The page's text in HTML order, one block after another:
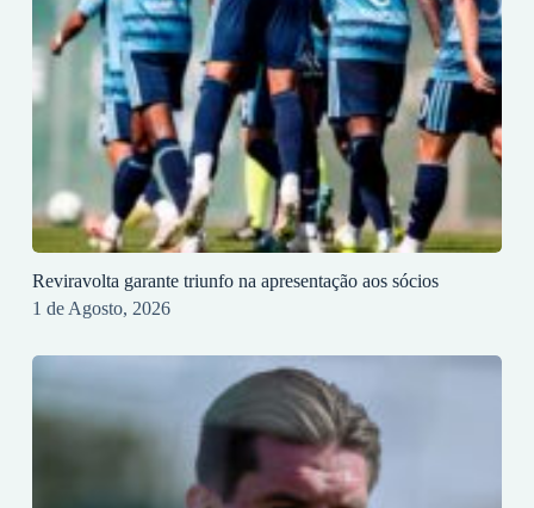
Reviravolta garante triunfo na apresentação aos sócios
1 de Agosto, 2026